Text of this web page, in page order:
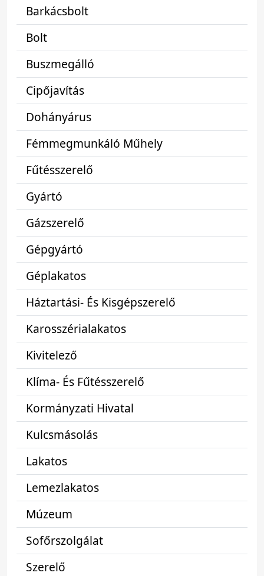
Barkácsbolt
Bolt
Buszmegálló
Cipőjavítás
Dohányárus
Fémmegmunkáló Műhely
Fűtésszerelő
Gyártó
Gázszerelő
Gépgyártó
Géplakatos
Háztartási- És Kisgépszerelő
Karosszérialakatos
Kivitelező
Klíma- És Fűtésszerelő
Kormányzati Hivatal
Kulcsmásolás
Lakatos
Lemezlakatos
Múzeum
Sofőrszolgálat
Szerelő